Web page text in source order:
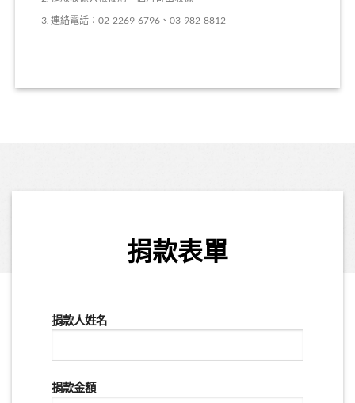
連絡電話：02-2269-6796、03-982-8812
捐款表單
捐款人姓名
捐款金額